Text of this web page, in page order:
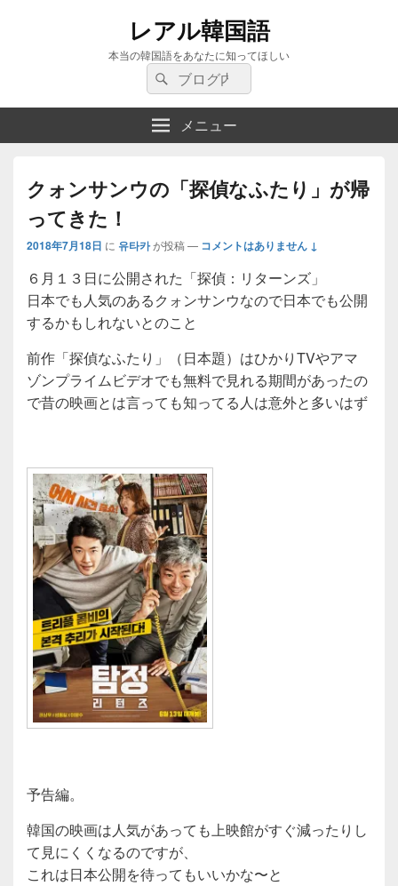
レアル韓国語
本当の韓国語をあなたに知ってほしい
検
索:
検
索
メニュー
クォンサンウの「探偵なふたり」が帰
ってきた！
2018年7月18日 に 유타카が投稿 — コメントはありません ↓
６月１３日に公開された「探偵：リターンズ」
日本でも人気のあるクォンサンウなので日本でも公開
するかもしれないとのこと
前作「探偵なふたり」（日本題）はひかりTVやアマ
ゾンプライムビデオでも無料で見れる期間があったの
で昔の映画とは言っても知ってる人は意外と多いはず
予告編。
韓国の映画は人気があっても上映館がすぐ減ったりし
て見にくくなるのですが、
これは日本公開を待ってもいいかな〜と